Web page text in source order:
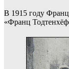
В 1915 году
«Франц